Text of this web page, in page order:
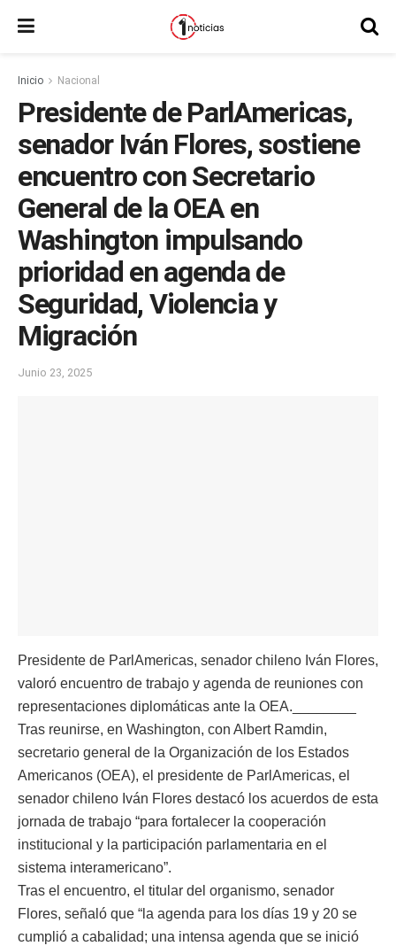
Inicio Nacional
Presidente de ParlAmericas,
senador Iván Flores, sostiene
encuentro con Secretario
General de la OEA en
Washington impulsando
prioridad en agenda de
Seguridad, Violencia y
Migración
Junio 23, 2025
Presidente de ParlAmericas, senador chileno Iván Flores,
valoró encuentro de trabajo y agenda de reuniones con
representaciones diplomáticas ante la OEA.________
Tras reunirse, en Washington, con Albert Ramdin,
secretario general de la Organización de los Estados
Americanos (OEA), el presidente de ParlAmericas, el
senador chileno Iván Flores destacó los acuerdos de esta
jornada de trabajo “para fortalecer la cooperación
institucional y la participación parlamentaria en el
sistema interamericano”.
Tras el encuentro, el titular del organismo, senador
Flores, señaló que “la agenda para los días 19 y 20 se
cumplió a cabalidad; una intensa agenda que se inició